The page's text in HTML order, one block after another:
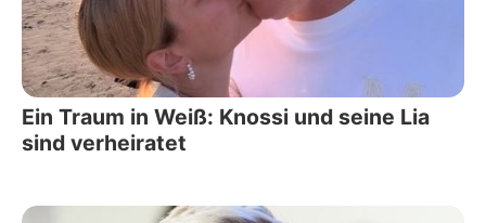
Ein Traum in Weiß: Knossi und seine Lia
sind verheiratet